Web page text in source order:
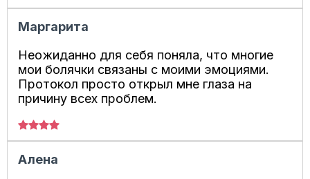
Маргарита
Неожиданно для себя поняла, что многие
мои болячки связаны с моими эмоциями.
Протокол просто открыл мне глаза на
причину всех проблем.
Алена